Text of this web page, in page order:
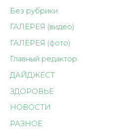
Без рубрики
ГАЛЕРЕЯ (видео)
ГАЛЕРЕЯ (фото)
Главный редактор
ДАЙДЖЕСТ
ЗДОРОВЬЕ
НОВОСТИ
РАЗНОЕ